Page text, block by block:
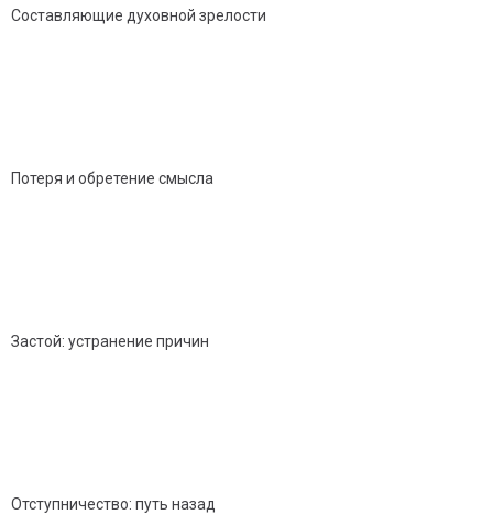
Составляющие духовной зрелости
Потеря и обретение смысла
Застой: устранение причин
Отступничество: путь назад